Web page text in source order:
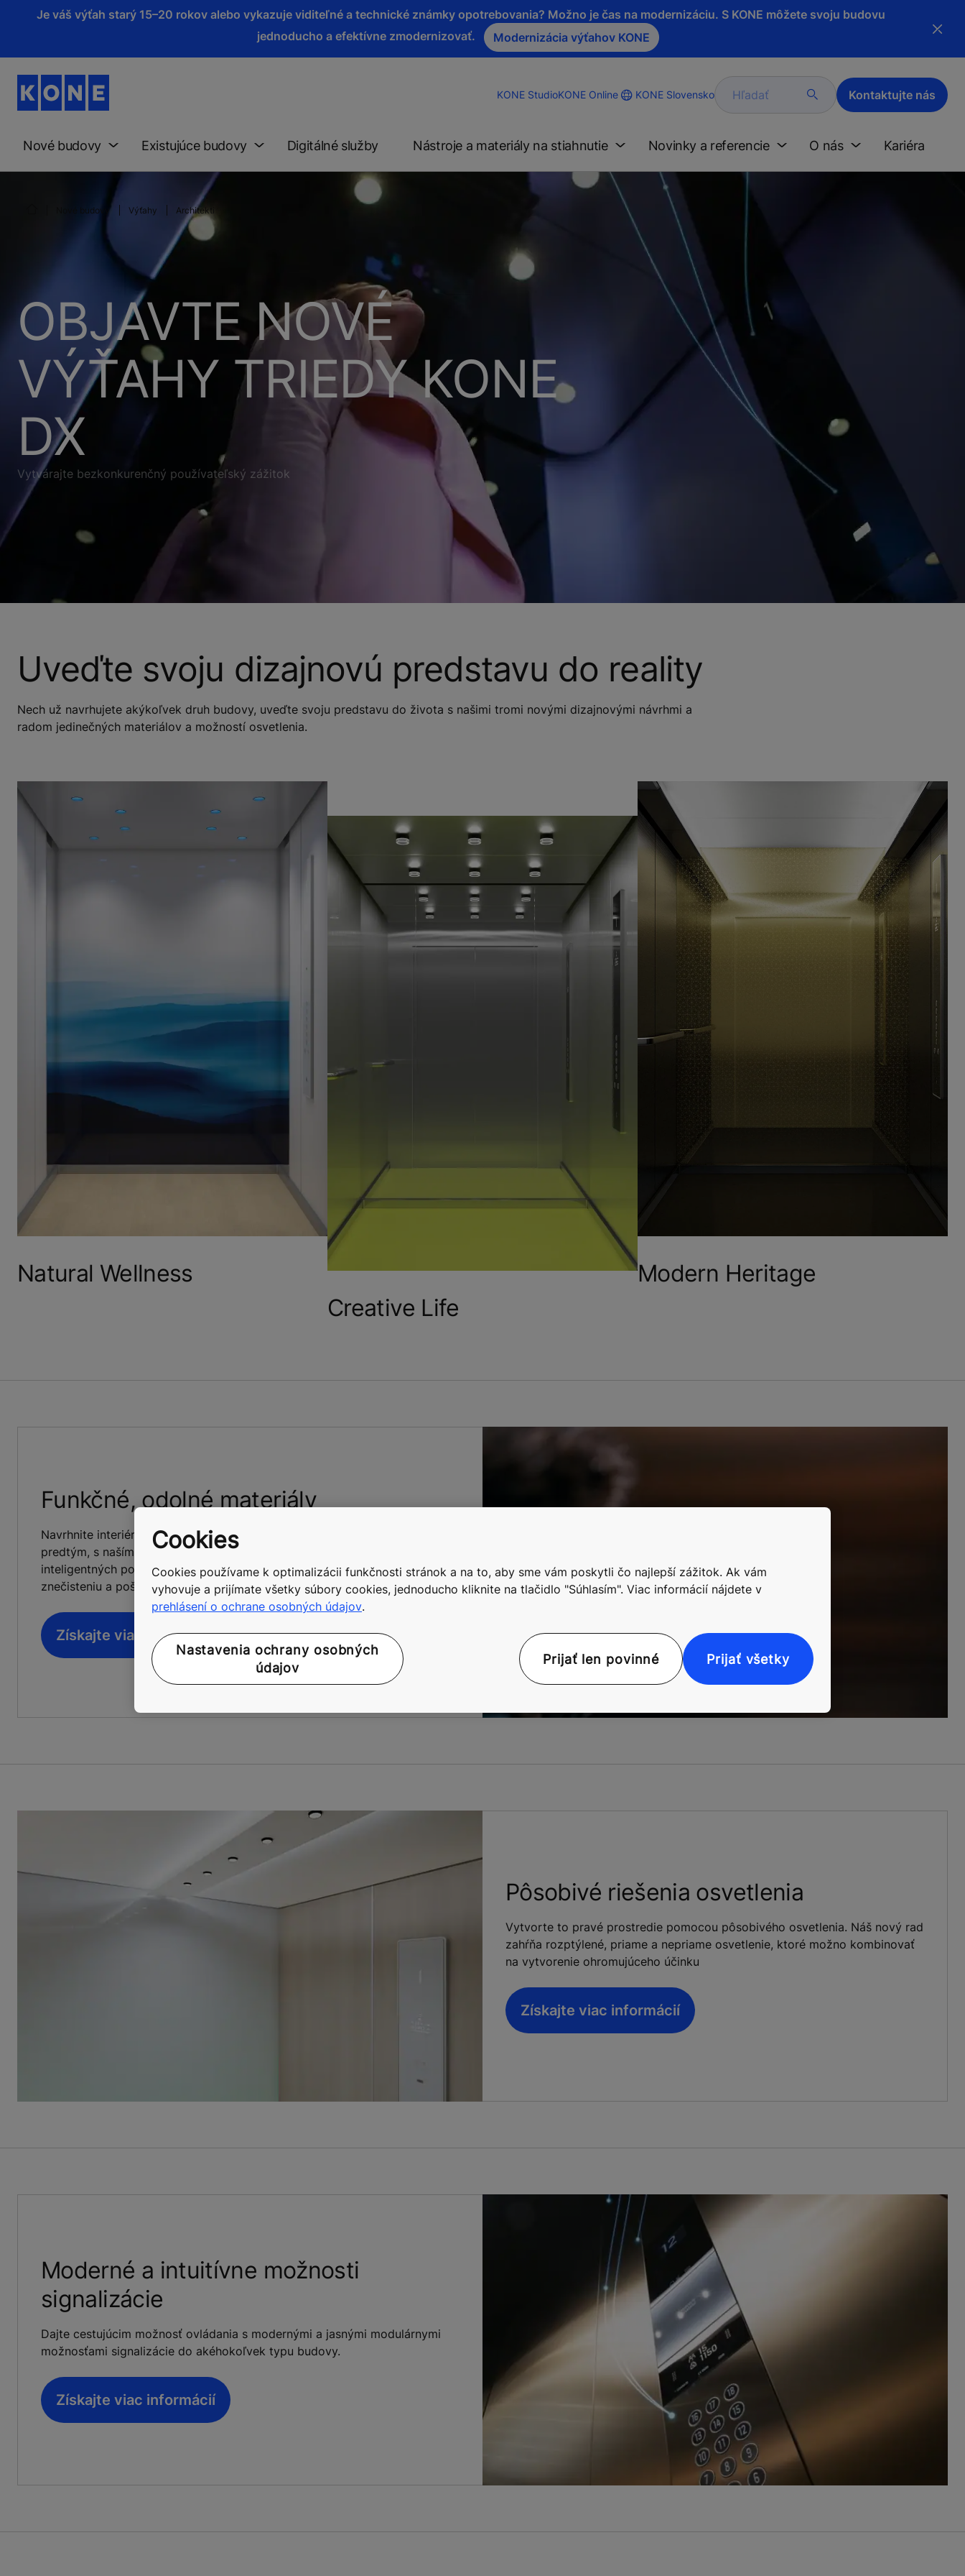
Je váš výťah starý 15–20 rokov alebo vykazuje viditeľné a technické známky opotrebovania? Možno je čas na modernizáciu. S KONE môžete svoju budovu
jednoducho a efektívne zmodernizovať.
Modernizácia výťahov KONE
KONE StudioKONE Online KONE Slovensko Hľadať Kontaktujte nás
Nové budovy Existujúce budovy Digitálné služby Nástroje a materiály na stiahnutie Novinky a referencie O nás Kariéra
Nové budovy Výťahy Architekti
OBJAVTE NOVÉ
VÝŤAHY TRIEDY KONE
DX
Vytvárajte bezkonkurenčný používateľský zážitok
Uveďte svoju dizajnovú predstavu do reality
Nech už navrhujete akýkoľvek druh budovy, uveďte svoju predstavu do života s našimi tromi novými dizajnovými návrhmi a
radom jedinečných materiálov a možností osvetlenia.
Natural Wellness
Creative Life
Modern Heritage
Funkčné, odolné materiály
Navrhnite interiér kabíny, ktorý sa čistí a udržiava ľahšie ako kedykoľvek
predtým, s naším novým radom inovačných materiálov vrátane
inteligentných povrchových laminátov a povrchov odolných proti
znečisteniu a poškriabaniu.
Získajte viac informácií
Pôsobivé riešenia osvetlenia
Vytvorte to pravé prostredie pomocou pôsobivého osvetlenia. Náš nový rad
zahŕňa rozptýlené, priame a nepriame osvetlenie, ktoré možno kombinovať
na vytvorenie ohromujúceho účinku
Získajte viac informácií
Moderné a intuitívne možnosti
signalizácie
Dajte cestujúcim možnosť ovládania s modernými a jasnými modulárnymi
možnosťami signalizácie do akéhokoľvek typu budovy.
Získajte viac informácií
Cookies
Cookies používame k optimalizácii funkčnosti stránok a na to, aby sme vám poskytli čo najlepší zážitok. Ak vám
vyhovuje a prijímate všetky súbory cookies, jednoducho kliknite na tlačidlo "Súhlasím". Viac informácií nájdete v
prehlásení o ochrane osobných údajov.
Nastavenia ochrany osobných
údajov
Prijať len povinné Prijať všetky